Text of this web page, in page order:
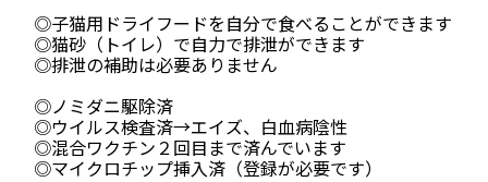
◎子猫用ドライフードを自分で食べることができます
◎猫砂（トイレ）で自力で排泄ができます
◎排泄の補助は必要ありません
◎ノミダニ駆除済
◎ウイルス検査済→エイズ、白血病陰性
◎混合ワクチン２回目まで済んでいます
◎マイクロチップ挿入済（登録が必要です）